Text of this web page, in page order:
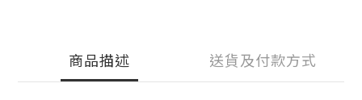
商品描述 送貨及付款方式